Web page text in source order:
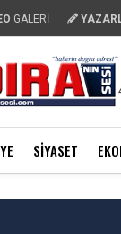
GALERİ
SIYASET